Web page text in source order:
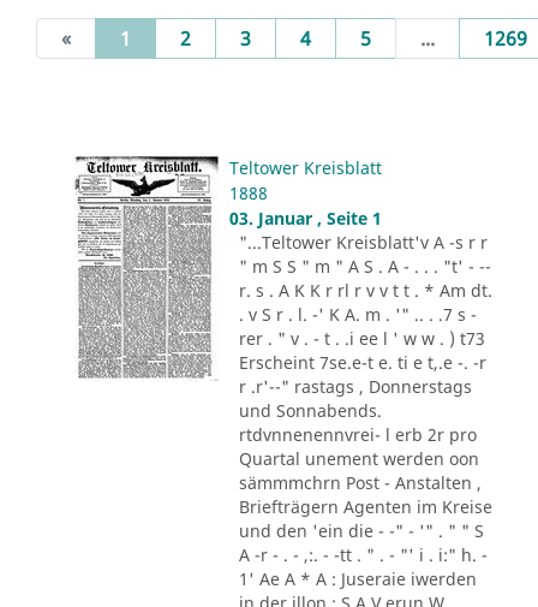
« 1 (current)
2 3 4 5 ... 1269
Teltower Kreisblatt
1888
03. Januar , Seite 1
"...Teltower Kreisblatt'v A -s r r
" m S S " m " A S . A - . . . "t' - --
r. s . A K K r rl r v v t t . * Am dt.
. v S r . l. -' K A. m . '" .. . .7 s -
rer . " v . - t . .i ee l ' w w . ) t73
Erscheint 7se.e-t e. ti e t,.e -. -r
r .r'--" rastags , Donnerstags
und Sonnabends.
rtdvnnenennvrei- l erb 2r pro
Quartal unement werden oon
sämmmchrn Post - Anstalten ,
Briefträgern Agenten im Kreise
und den 'ein die - -" - '" . " " S
A -r - . - ,:. - -tt . " . - "' i . i:" h. -
1' Ae A * A : Juseraie iwerden